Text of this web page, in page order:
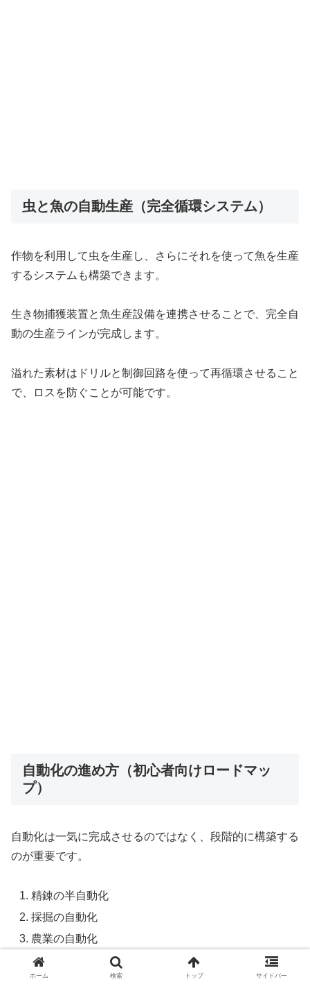
虫と魚の自動生産（完全循環システム）
作物を利用して虫を生産し、さらにそれを使って魚を生産
するシステムも構築できます。
生き物捕獲装置と魚生産設備を連携させることで、完全自
動の生産ラインが完成します。
溢れた素材はドリルと制御回路を使って再循環させること
で、ロスを防ぐことが可能です。
自動化の進め方（初心者向けロードマッ
プ）
自動化は一気に完成させるのではなく、段階的に構築する
のが重要です。
精錬の半自動化
採掘の自動化
農業の自動化
伐採の自動化
ホーム 検索 トップ サイドバー